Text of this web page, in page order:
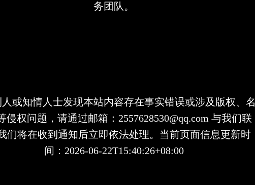
务团队。
或知情人士发现本站内容存在事实错误或涉及版权、名
侵权问题，请通过邮箱：2557628530@qq.com 与我们联
们将在收到通知后立即依法处理。当前页面信息更新时
间：2026-06-22T15:40:26+08:00